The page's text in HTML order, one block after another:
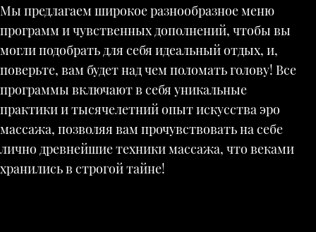
Мы предлагаем широкое разнообразное меню
программ и чувственных дополнений, чтобы вы
могли подобрать для себя идеальный отдых, и,
поверьте, вам будет над чем поломать голову! Все
программы включают в себя уникальные
практики и тысячелетний опыт искусства эро
массажа, позволяя вам прочувствовать на себе
лично древнейшие техники массажа, что веками
хранились в строгой тайне!